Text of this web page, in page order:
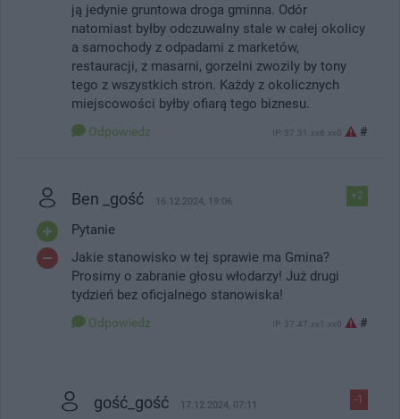
ją jedynie gruntowa droga gminna. Odór
natomiast byłby odczuwalny stale w całej okolicy
a samochody z odpadami z marketów,
restauracji, z masarni, gorzelni zwozily by tony
tego z wszystkich stron. Każdy z okolicznych
miejscowości byłby ofiarą tego biznesu.
Odpowiedz IP: 37.31.xx6.xx0 #
+2
Ben _gość 16.12.2024, 19:06
Pytanie
Jakie stanowisko w tej sprawie ma Gmina?
Prosimy o zabranie głosu włodarzy! Już drugi
tydzień bez oficjalnego stanowiska!
Odpowiedz IP: 37.47.xx1.xx0 #
-1
gość_gość 17.12.2024, 07:11